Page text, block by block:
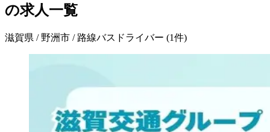
の求人一覧
滋賀県 / 野洲市 / 路線バスドライバー (1件)